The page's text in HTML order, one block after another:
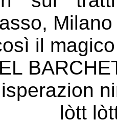
il
lòtt